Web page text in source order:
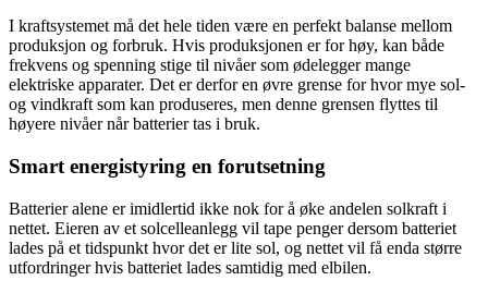
I kraftsystemet må det hele tiden være en perfekt balanse mellom
produksjon og forbruk. Hvis produksjonen er for høy, kan både
frekvens og spenning stige til nivåer som ødelegger mange
elektriske apparater. Det er derfor en øvre grense for hvor mye sol-
og vindkraft som kan produseres, men denne grensen flyttes til
høyere nivåer når batterier tas i bruk.
Smart energistyring en forutsetning
Batterier alene er imidlertid ikke nok for å øke andelen solkraft i
nettet. Eieren av et solcelleanlegg vil tape penger dersom batteriet
lades på et tidspunkt hvor det er lite sol, og nettet vil få enda større
utfordringer hvis batteriet lades samtidig med elbilen.